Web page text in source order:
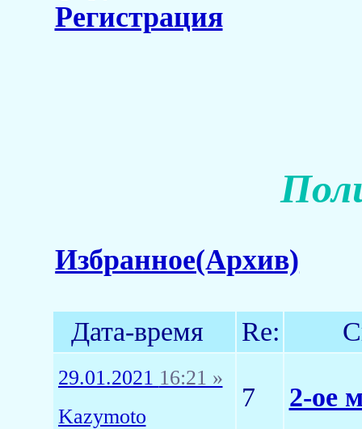
Регистрация
Избранное(Архив)
Дата-время Re:
29.01.2021 16:21 »
Kazymoto
7 2-ое